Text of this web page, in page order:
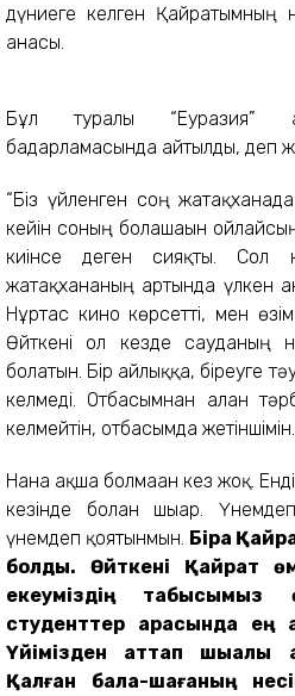
дүниеге келген Қайратымның
анасы.
Бұл туралы “Еуразия”
бағдарламасында айтылды, деп
“Біз үйленген соң
кейін соның болашағын
киінсе деген сияқты. Сол
жатақхананың артында үлкен
Нұртас кино көрсетті, мен өзім
Өйткені ол кезде сауданың
болатын. Бір айлыққа, біреуге
келмеді. Отбасымнан алған
келмейтін, отбасымда жетіншімін.
Нанға ақша болмаған кез жоқ.
кезінде болған шығар.
үнемдеп қоятынмын. Бірақ
болды. Өйткені Қайрат
екеуміздің
студенттер арасында ең
Үйімізден аттап шыққалы
Қалған бала-шағаның